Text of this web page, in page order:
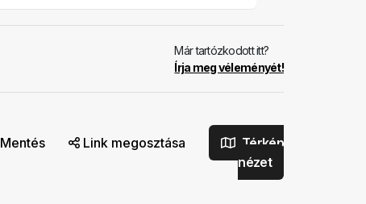
Már tartózkodott itt?
Írja meg véleményét!
Mentés Link megosztása
Térkép
nézet